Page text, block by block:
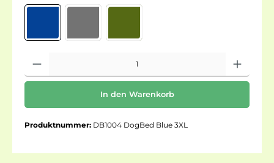
In den Warenkorb
Produktnummer: DB1004 DogBed Blue 3XL